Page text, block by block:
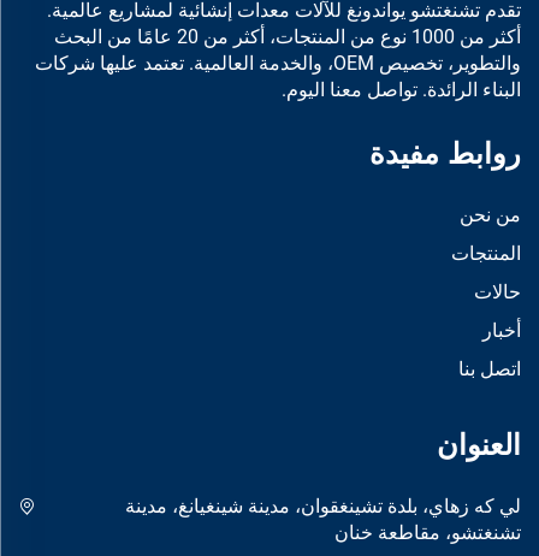
تقدم تشنغتشو يواندونغ للآلات معدات إنشائية لمشاريع عالمية.
أكثر من 1000 نوع من المنتجات، أكثر من 20 عامًا من البحث
والتطوير، تخصيص OEM، والخدمة العالمية. تعتمد عليها شركات
البناء الرائدة. تواصل معنا اليوم.
روابط مفيدة
من نحن
المنتجات
حالات
أخبار
اتصل بنا
العنوان
لي كه زهاي، بلدة تشينغقوان، مدينة شينغيانغ، مدينة
تشنغتشو، مقاطعة خنان